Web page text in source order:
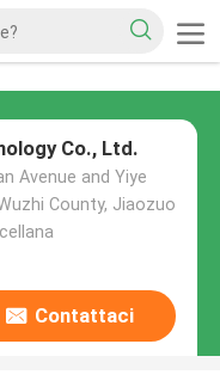
Co., Ltd.
Avenue and Yiye
County, Jiaozuo
Contattaci